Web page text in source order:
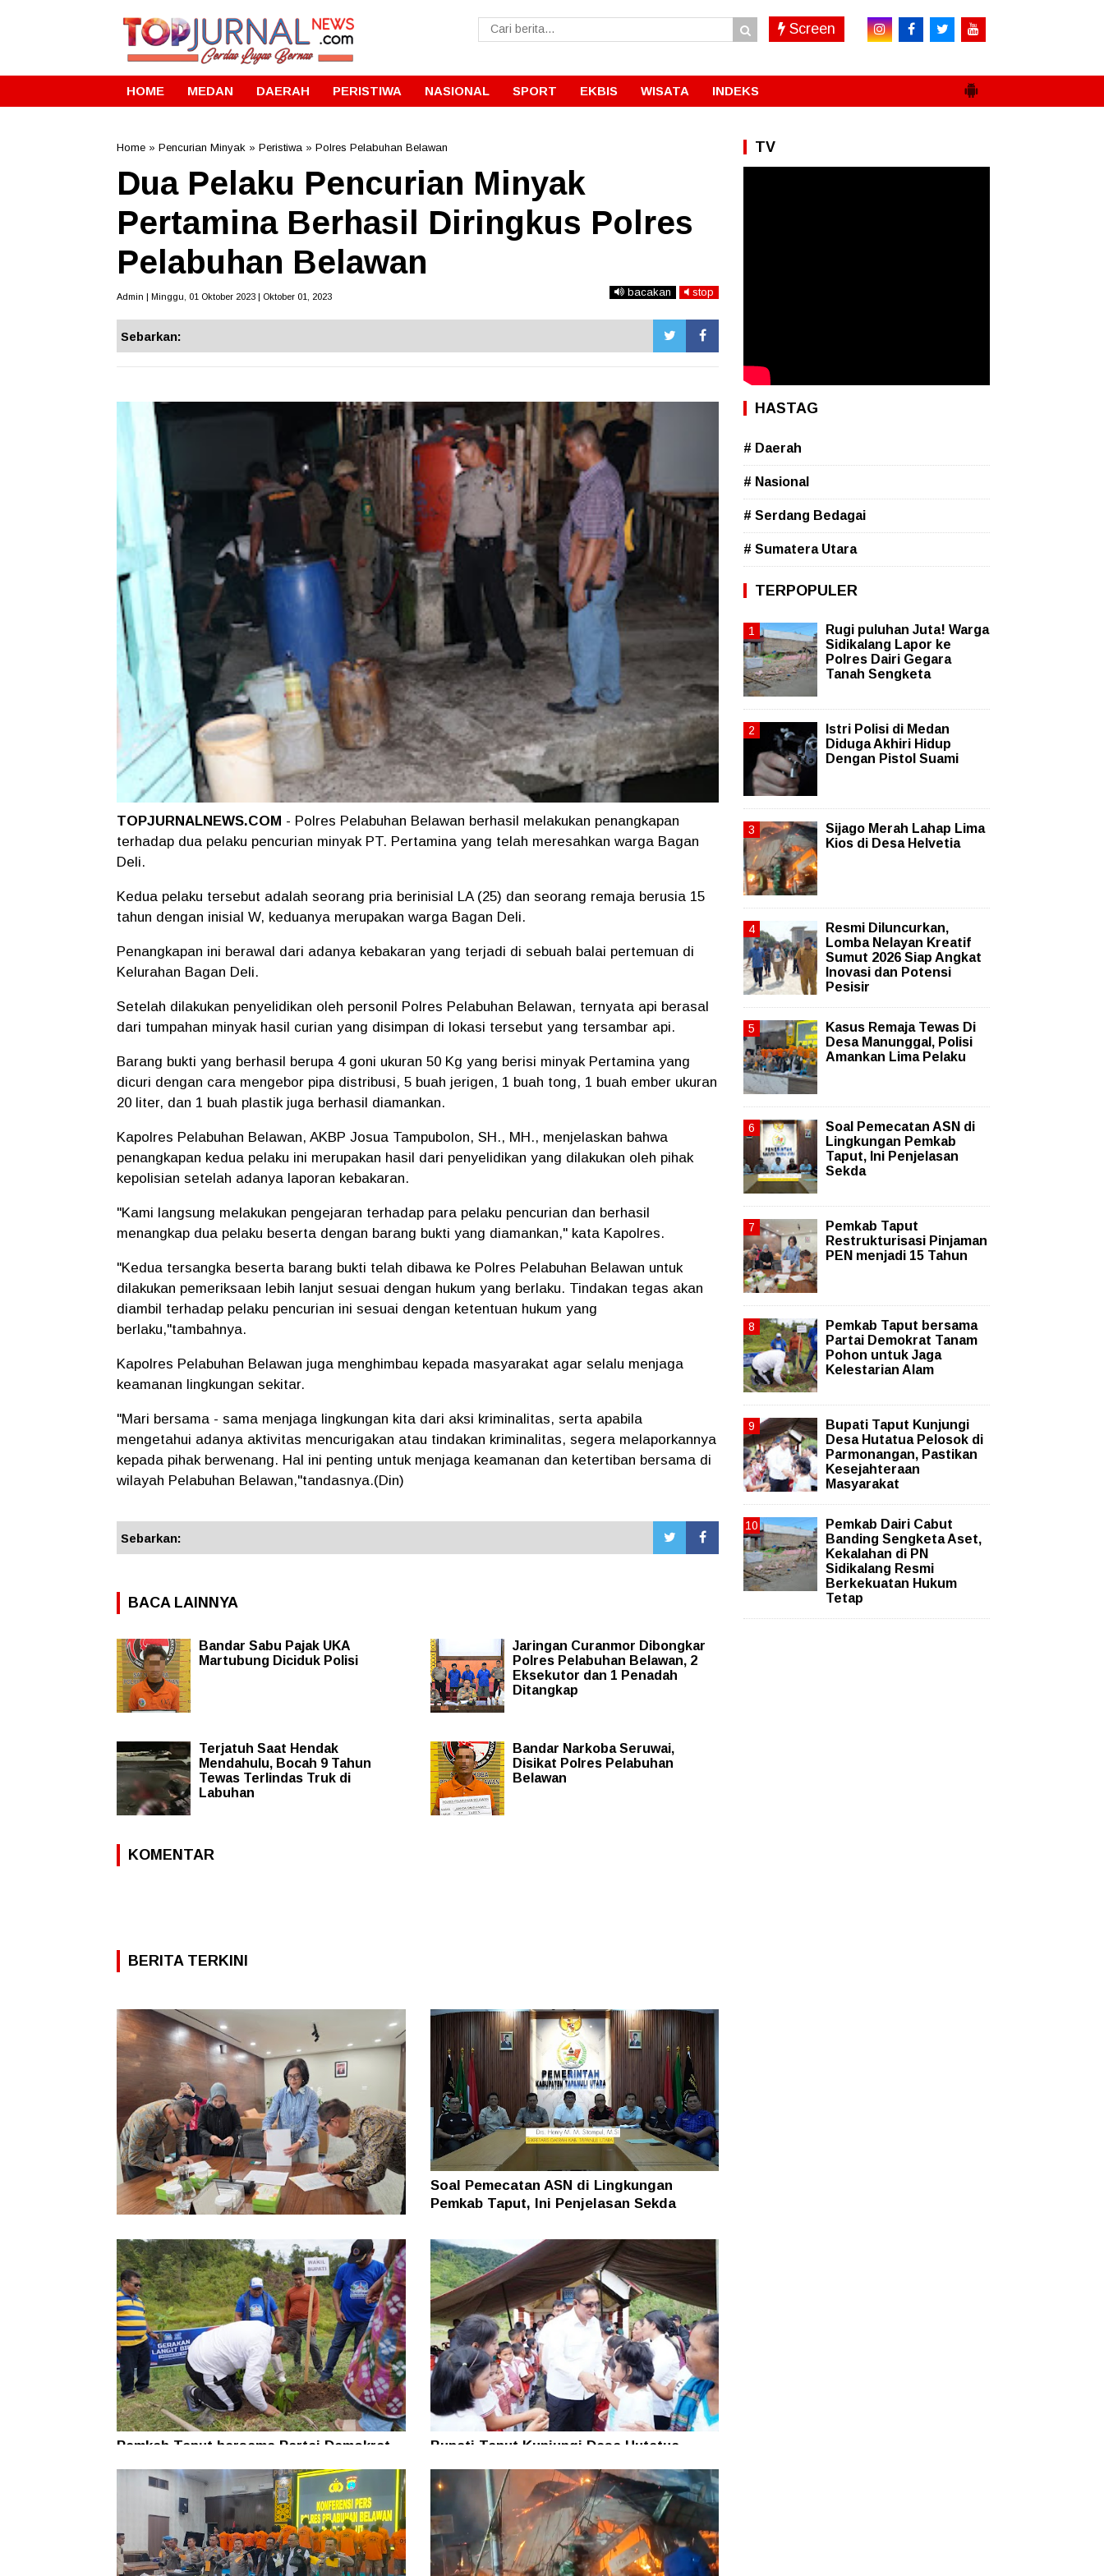
Screen
HOME MEDAN DAERAH PERISTIWA NASIONAL SPORT EKBIS WISATA INDEKS
Home » Pencurian Minyak » Peristiwa » Polres Pelabuhan Belawan
Dua Pelaku Pencurian Minyak
Pertamina Berhasil Diringkus Polres
Pelabuhan Belawan
Admin | Minggu, 01 Oktober 2023 | Oktober 01, 2023 bacakan stop
Sebarkan:
TOPJURNALNEWS.COM - Polres Pelabuhan Belawan berhasil melakukan penangkapan
terhadap dua pelaku pencurian minyak PT. Pertamina yang telah meresahkan warga Bagan
Deli.
Kedua pelaku tersebut adalah seorang pria berinisial LA (25) dan seorang remaja berusia 15
tahun dengan inisial W, keduanya merupakan warga Bagan Deli.
Penangkapan ini berawal dari adanya kebakaran yang terjadi di sebuah balai pertemuan di
Kelurahan Bagan Deli.
Setelah dilakukan penyelidikan oleh personil Polres Pelabuhan Belawan, ternyata api berasal
dari tumpahan minyak hasil curian yang disimpan di lokasi tersebut yang tersambar api.
Barang bukti yang berhasil berupa 4 goni ukuran 50 Kg yang berisi minyak Pertamina yang
dicuri dengan cara mengebor pipa distribusi, 5 buah jerigen, 1 buah tong, 1 buah ember ukuran
20 liter, dan 1 buah plastik juga berhasil diamankan.
Kapolres Pelabuhan Belawan, AKBP Josua Tampubolon, SH., MH., menjelaskan bahwa
penangkapan kedua pelaku ini merupakan hasil dari penyelidikan yang dilakukan oleh pihak
kepolisian setelah adanya laporan kebakaran.
"Kami langsung melakukan pengejaran terhadap para pelaku pencurian dan berhasil
menangkap dua pelaku beserta dengan barang bukti yang diamankan," kata Kapolres.
"Kedua tersangka beserta barang bukti telah dibawa ke Polres Pelabuhan Belawan untuk
dilakukan pemeriksaan lebih lanjut sesuai dengan hukum yang berlaku. Tindakan tegas akan
diambil terhadap pelaku pencurian ini sesuai dengan ketentuan hukum yang
berlaku,"tambahnya.
Kapolres Pelabuhan Belawan juga menghimbau kepada masyarakat agar selalu menjaga
keamanan lingkungan sekitar.
"Mari bersama - sama menjaga lingkungan kita dari aksi kriminalitas, serta apabila
mengetahui adanya aktivitas mencurigakan atau tindakan kriminalitas, segera melaporkannya
kepada pihak berwenang. Hal ini penting untuk menjaga keamanan dan ketertiban bersama di
wilayah Pelabuhan Belawan,"tandasnya.(Din)
Sebarkan:
BACA LAINNYA
Bandar Sabu Pajak UKA
Martubung Diciduk Polisi
Jaringan Curanmor Dibongkar
Polres Pelabuhan Belawan, 2
Eksekutor dan 1 Penadah
Ditangkap
Terjatuh Saat Hendak
Mendahulu, Bocah 9 Tahun
Tewas Terlindas Truk di
Labuhan
Bandar Narkoba Seruwai,
Disikat Polres Pelabuhan
Belawan
KOMENTAR
BERITA TERKINI
Pemkab Taput Restrukturisasi Pinjaman
PEN menjadi 15 Tahun‎
Soal Pemecatan ASN di Lingkungan
Pemkab Taput, Ini Penjelasan Sekda
Pemkab Taput bersama Partai Demokrat
Alam
Bupati Taput Kunjungi Desa Hutatua
Kesejahteraan Masyarakat
TV
HASTAG
# Daerah
# Nasional
# Serdang Bedagai
# Sumatera Utara
TERPOPULER
Rugi puluhan Juta! Warga
Sidikalang Lapor ke
Polres Dairi Gegara
Tanah Sengketa
Istri Polisi di Medan
Diduga Akhiri Hidup
Dengan Pistol Suami
Sijago Merah Lahap Lima
Kios di Desa Helvetia
Resmi Diluncurkan,
Lomba Nelayan Kreatif
Sumut 2026 Siap Angkat
Inovasi dan Potensi
Pesisir
Kasus Remaja Tewas Di
Desa Manunggal, Polisi
Amankan Lima Pelaku
Soal Pemecatan ASN di
Lingkungan Pemkab
Taput, Ini Penjelasan
Sekda
Pemkab Taput
Restrukturisasi Pinjaman
PEN menjadi 15 Tahun‎
Pemkab Taput bersama
Partai Demokrat Tanam
Pohon untuk Jaga
Kelestarian Alam
Bupati Taput Kunjungi
Desa Hutatua Pelosok di
Parmonangan, Pastikan
Kesejahteraan
Masyarakat
Pemkab Dairi Cabut
Banding Sengketa Aset,
Kekalahan di PN
Sidikalang Resmi
Berkekuatan Hukum
Tetap